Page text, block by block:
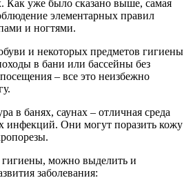
Как уже было сказано выше, самая
элементарных правил
и ногтями.
и некоторых предметов гигиены
в бани или бассейны без
– все это неизбежно
в банях, саунах – отличная среда
инфекций. Они могут поразить кожу
можно выделить и
заболевания: